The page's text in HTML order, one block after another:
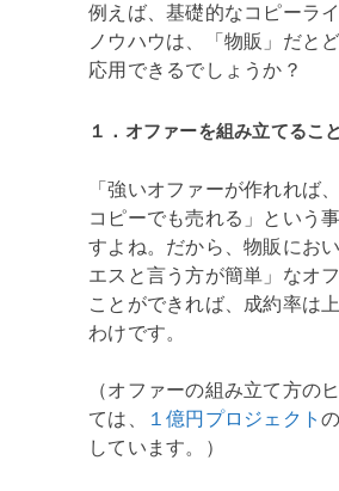
例えば、基礎的なコピーラ
ノウハウは、「物販」だと
応用できるでしょうか？
１．オファーを組み立てること
「強いオファーが作れれば
コピーでも売れる」という
すよね。だから、物販にお
エスと言う方が簡単」なオ
ことができれば、成約率は
わけです。
（オファーの組み立て方の
ては、
１億円プロジェクト
しています。）